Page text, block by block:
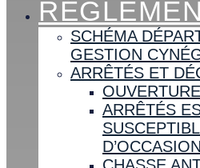
SCHÉMA
GESTION
ARRÊTÉS ET
ARRÊTÉS